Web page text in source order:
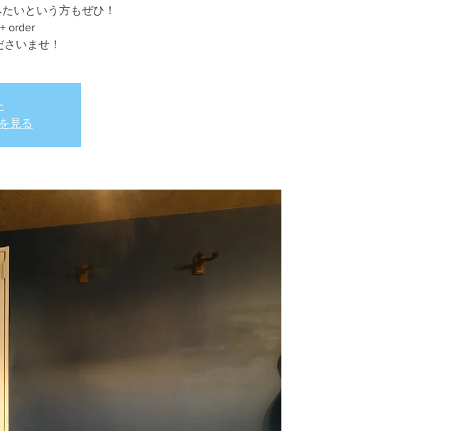
いという方もぜひ！
order
いませ！
見る